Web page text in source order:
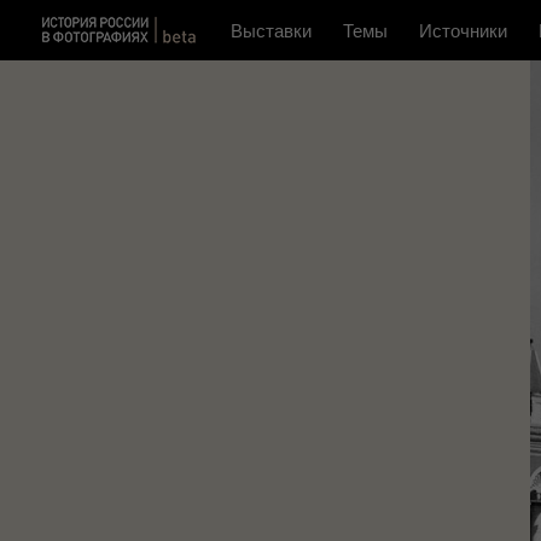
Выставки Темы Источники